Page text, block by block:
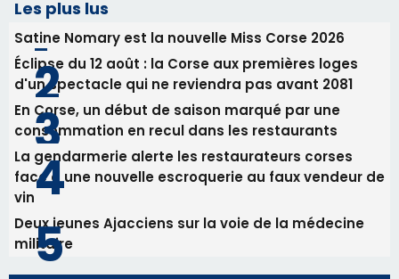
Deux jeunes Ajacciens sur la voie de la médecine
militaire
Newsletter
Inscrivez-vous à la newsletter de CNI et recevez par
email les infos les plus importantes et une sélection de
nos meilleurs articles